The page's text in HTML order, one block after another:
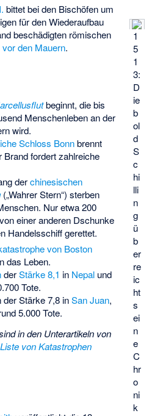
1
5
1
3:
D
ie
b
ol
d
S
c
hi
lli
n
g
ü
b
er
re
ic
ht
s
ei
n
e
C
hr
o
ni
k
bittet bei den Bischöfen um
für den Wiederaufbau
beschädigten römischen
den Mauern.
beginnt, die bis
Menschenleben an der
wird.
Schloss Bonnbrennt
Brand fordert zahlreiche
derchinesischen
(„Wahrer Stern“) sterben
Nur etwa 200
einer anderen Dschunke
Handelsschiff gerettet.
von Boston
das Leben.
derStärke 8,1 in Nepalund
Tote.
der Stärke 7,8 inSan Juan,
5.000 Tote.
in den Unterartikeln von
Liste von Katastrophen